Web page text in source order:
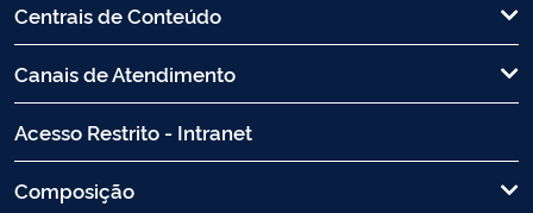
Centrais de Conteúdo
Canais de Atendimento
Acesso Restrito - Intranet
Composição